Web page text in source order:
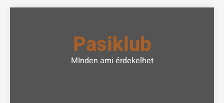
Pasiklub
MInden ami érdekelhet